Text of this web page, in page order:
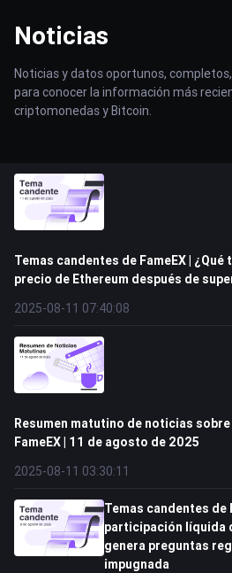
Noticias
Noticias y datos oportunos,
para conocer la información más
criptomonedas y Bitcoin.
Temas candentes de FameEX |
precio de Ethereum después de
2025-08-11 07:40:08
Resumen matutino de noticias
FameEX | 11 de agosto de 2025
2025-08-11 03:30:11
Temas candentes de
participación líquida
genera preguntas
impugnada